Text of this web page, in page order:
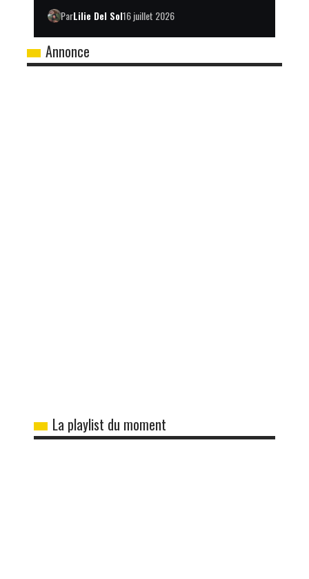
ParLilie Del Sol16 juillet 2026
Annonce
La playlist du moment